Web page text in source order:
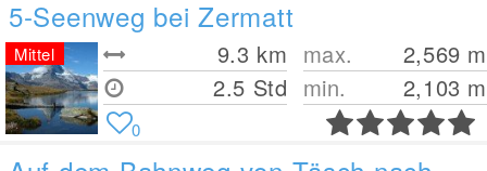
5-Seenweg bei Zermatt
9.3 km
2.5 Std
max. 2,569 m
min.
2,103 m
Mittel
0